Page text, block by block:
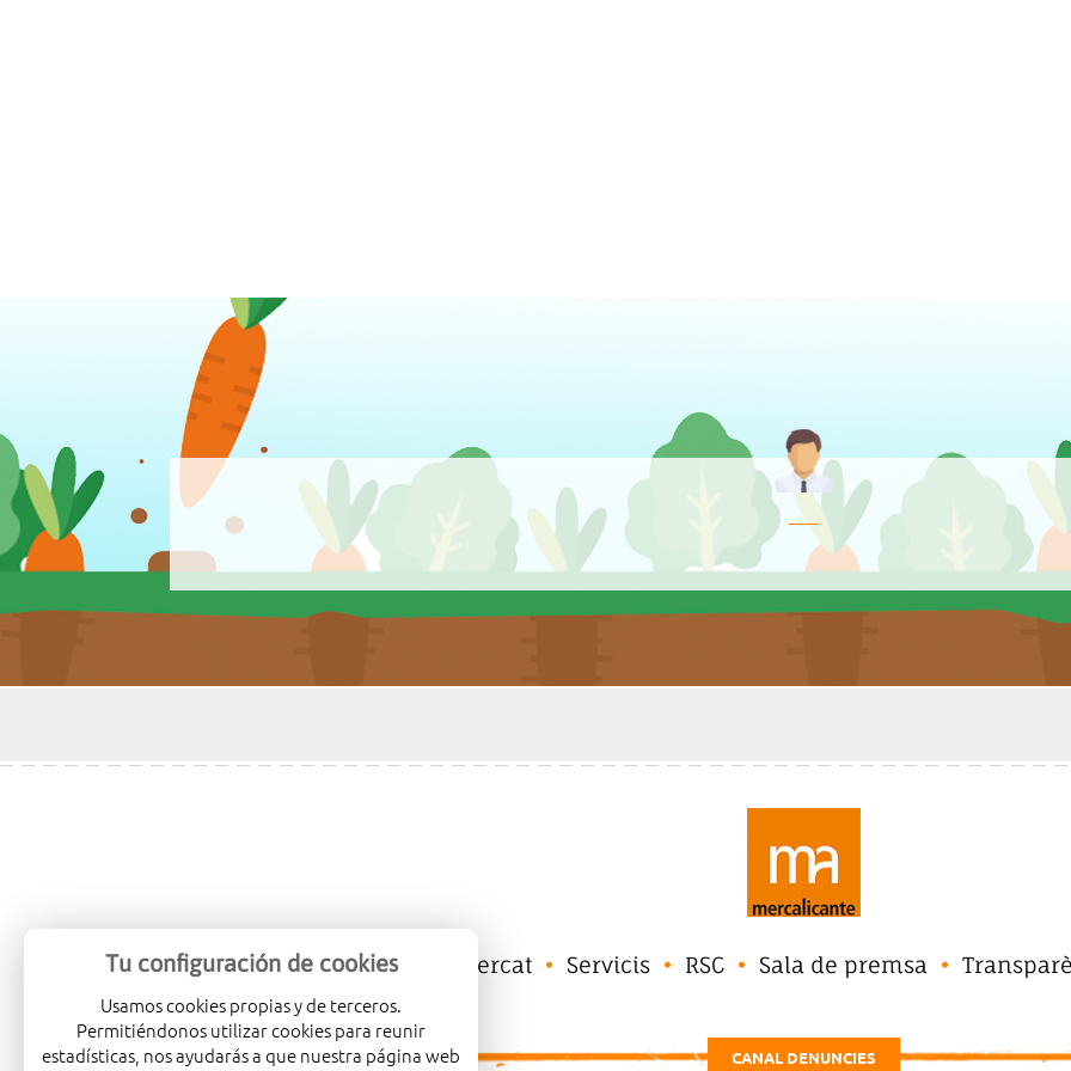
Mercalicante Empreses Mercat Servicis RSC Sala de premsa
CANAL DENUNCIES
Tu configuración de cookies
Usamos cookies propias y de terceros.
Permitiéndonos utilizar cookies para reunir
estadísticas, nos ayudarás a que nuestra página web